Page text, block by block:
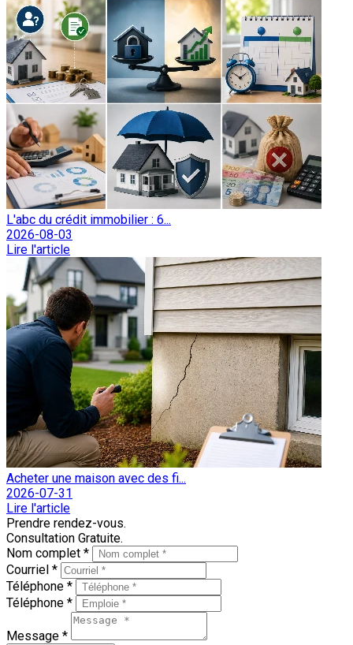
L'abc du crédit immobilier : 6...
2026-08-03
Lire l'article
Acheter une maison avec des fi...
2026-07-31
Lire l'article
Prendre rendez-vous.
Consultation Gratuite.
Nom complet *
Courriel *
Téléphone *
Téléphone *
Message *